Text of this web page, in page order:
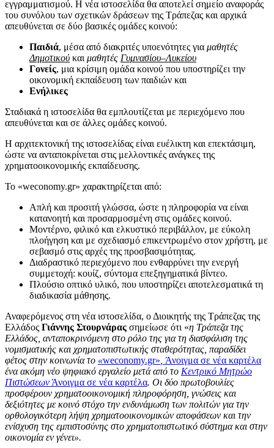
εγγραμματισμού. Η νέα ιστοσελίδα θα αποτελεί σημείο αναφοράς
του συνόλου των σχετικών δράσεων της Τράπεζας και αρχικά
απευθύνεται σε δύο βασικές ομάδες κοινού:
Παιδιά, μέσα από διακριτές υποενότητες για μαθητές
Δημοτικού και μαθητές Γυμνασίου–Λυκείου
Γονείς, μια κρίσιμη ομάδα κοινού που υποστηρίζει την
οικονομική εκπαίδευση των παιδιών και
Ενήλικες
Σταδιακά η ιστοσελίδα θα εμπλουτίζεται με περιεχόμενο που
απευθύνεται και σε άλλες ομάδες κοινού.
Η αρχιτεκτονική της ιστοσελίδας είναι ευέλικτη και επεκτάσιμη,
ώστε να ανταποκρίνεται στις μελλοντικές ανάγκες της
χρηματοοικονομικής εκπαίδευσης.
Το «weconomy.gr» χαρακτηρίζεται από:
Απλή και προσιτή γλώσσα, ώστε η πληροφορία να είναι
κατανοητή και προσαρμοσμένη στις ομάδες κοινού.
Μοντέρνο, φιλικό και ελκυστικό περιβάλλον, με εύκολη
πλοήγηση και με σχεδιασμό επικεντρωμένο στον χρήστη, με
σεβασμό στις αρχές της προσβασιμότητας.
Διαδραστικό περιεχόμενο που ενθαρρύνει την ενεργή
συμμετοχή: κουίζ, σύντομα επεξηγηματικά βίντεο.
Πλούσιο οπτικό υλικό, που υποστηρίζει αποτελεσματικά τη
διαδικασία μάθησης.
Αναφερόμενος στη νέα ιστοσελίδα, ο Διοικητής της Τράπεζας της
Ελλάδος Γιάννης Στουρνάρας σημείωσε ότι «η Τράπεζα της
Ελλάδος, ανταποκρινόμενη στο ρόλο της για τη διασφάλιση της
νομισματικής και χρηματοπιστωτικής σταθερότητας, παραδίδει
φέτος στην κοινωνία το «weconomy.gr» Άνοιγμα σε νέα καρτέλα
ένα ακόμη νέο ψηφιακό εργαλείο μετά από το Κεντρικό Μητρώο
Πιστώσεων Άνοιγμα σε νέα καρτέλα. Οι δύο πρωτοβουλίες
προσφέρουν χρηματοοικονομική πληροφόρηση, γνώσεις και
δεξιότητες με κοινό στόχο την ενδυνάμωση των πολιτών για την
ορθολογικότερη λήψη χρηματοοικονομικών αποφάσεων και την
ενίσχυση της εμπιστοσύνης στο χρηματοπιστωτικό σύστημα και στην
οικονομία εν γένει».